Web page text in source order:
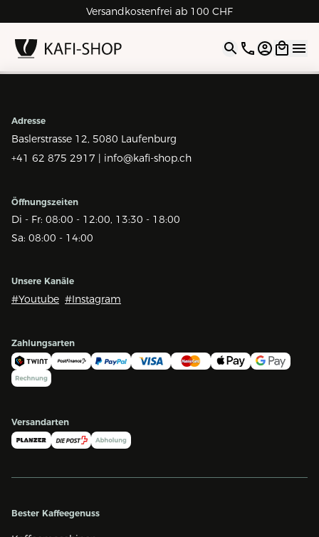
Versandkostenfrei ab 100 CHF
4.9| 5.0 Google
Open
Adresse
Baslerstrasse 12, 5080 Laufenburg
+41 62 875 2917 | info@kafi-shop.ch
Öffnungszeiten
Di - Fr: 08:00 - 12:00, 13:30 - 18:00
Sa: 08:00 - 14:00
Unsere Kanäle
#Youtube #Instagram
Zahlungsarten
Versandarten
Bester Kaffeegenuss